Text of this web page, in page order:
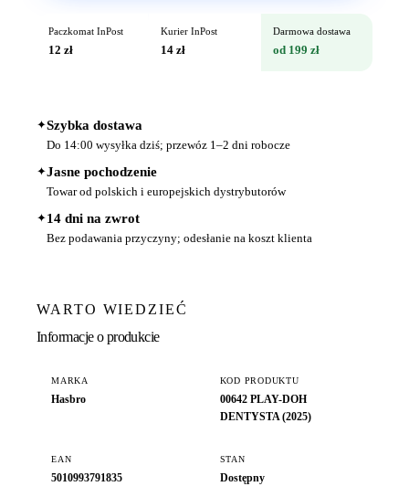
Paczkomat InPost
12 zł
Kurier InPost
14 zł
Darmowa dostawa
od 199 zł
✦Szybka dostawa
Do 14:00 wysyłka dziś; przewóz 1–2 dni robocze
✦Jasne pochodzenie
Towar od polskich i europejskich dystrybutorów
✦14 dni na zwrot
Bez podawania przyczyny; odesłanie na koszt klienta
WARTO WIEDZIEĆ
Informacje o produkcie
MARKA
Hasbro
KOD PRODUKTU
00642 PLAY-DOH
DENTYSTA (2025)
EAN
5010993791835
STAN
Dostępny